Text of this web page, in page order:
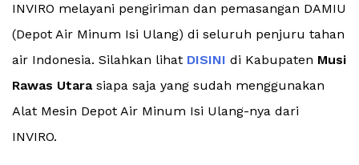
INVIRO melayani pengiriman dan pemasangan DAMIU
(Depot Air Minum Isi Ulang) di seluruh penjuru tahan
air Indonesia. Silahkan lihat DISINI di Kabupaten Musi
Rawas Utarasiapa saja yang sudah menggunakan
Alat Mesin Depot Air Minum Isi Ulang-nya dari
INVIRO.